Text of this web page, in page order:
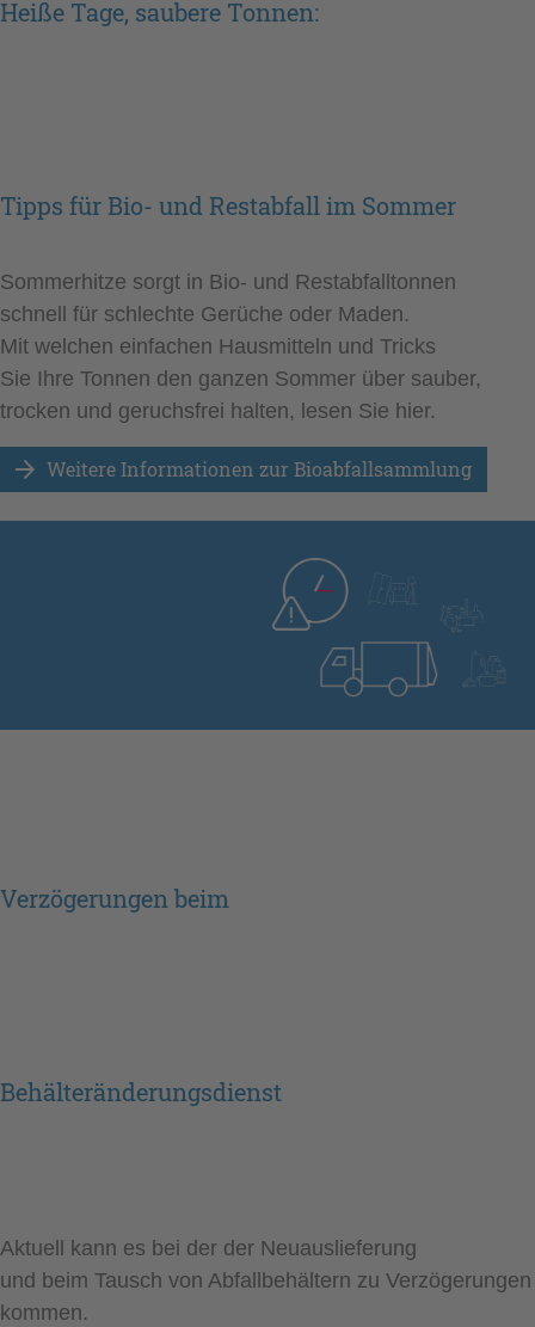
Heiße Tage, saubere Tonnen:
Tipps für Bio- und Restabfall im Sommer
Sommerhitze sorgt in Bio- und Restabfalltonnen
schnell für schlechte Gerüche oder Maden.
Mit welchen einfachen Hausmitteln und Tricks
Sie Ihre Tonnen den ganzen Sommer über sauber,
trocken und geruchsfrei halten, lesen Sie hier.
Weitere Informationen zur Bioabfallsammlung
Verzögerungen beim
Behälteränderungsdienst
Aktuell kann es bei der der Neuauslieferung
und beim Tausch von Abfallbehältern zu Verzögerungen
kommen.